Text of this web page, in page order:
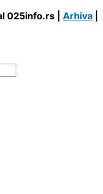
025info.rs | Arhiva